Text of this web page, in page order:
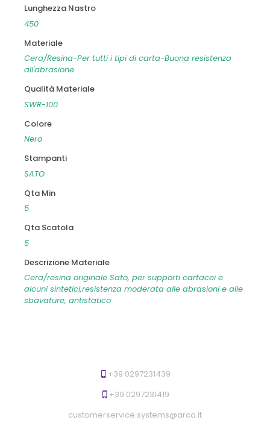
Lunghezza Nastro
450
Materiale
Cera/Resina-Per tutti i tipi di carta-Buona resistenza
all'abrasione
Qualità Materiale
SWR-100
Colore
Nero
Stampanti
SATO
Qta Min
5
Qta Scatola
5
Descrizione Materiale
Cera/resina originale Sato, per supporti cartacei e
alcuni sintetici,resistenza moderata alle abrasioni e alle
sbavature, antistatico
+39 0297231439
+39 0297231419
customerservice.systems@arca.it